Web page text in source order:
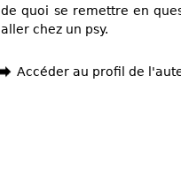
de quoi se remettre en
aller chez un psy.
Accéder au profil de